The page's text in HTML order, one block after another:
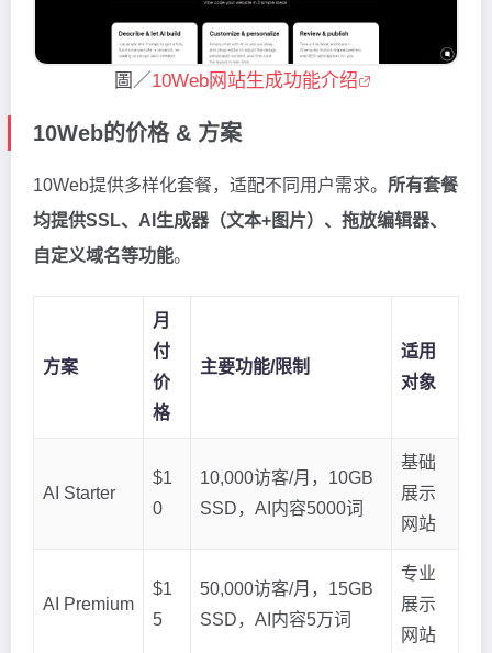
圖／10Web网站生成功能介绍
10Web的价格 & 方案
10Web提供多样化套餐，适配不同用户需求。 所有套餐
均提供SSL、AI生成器（文本+图片）、拖放编辑器、
自定义域名等功能。
方案
月
付
价
格
主要功能/限制
适用
对象
AI Starter
$1
0
10,000访客/月，10GB
SSD，AI内容5000词
基础
展示
网站
AI Premium
$1
5
50,000访客/月，15GB
SSD，AI内容5万词
专业
展示
网站